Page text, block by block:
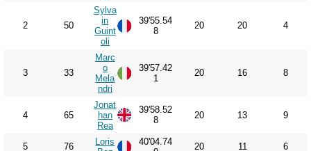
2 50
Sylva
in
Guint
oli
39'55.54
8
20 20 4
3 33
Marc
o
Mela
ndri
39'57.42
1
20 16 8
4 65
Jonat
han
Rea
39'58.52
8
20 13 9
5 76
Loris
40'04.74
20 11 6